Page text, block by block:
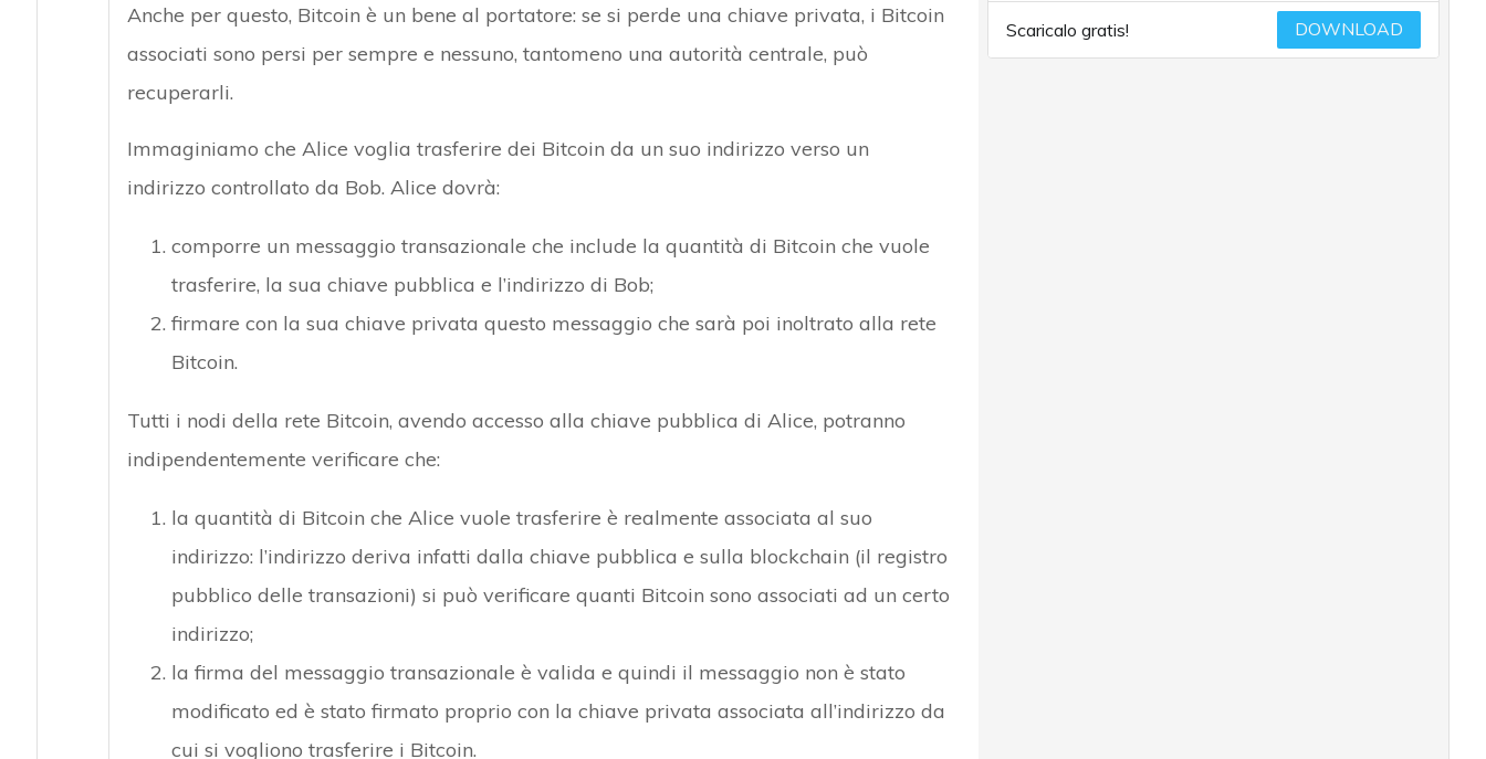
Anche per questo, Bitcoin è un bene al portatore: se si perde una chiave privata, i Bitcoin
associati sono persi per sempre e nessuno, tantomeno una autorità centrale, può
recuperarli.
Immaginiamo che Alice voglia trasferire dei Bitcoin da un suo indirizzo verso un
indirizzo controllato da Bob. Alice dovrà:
comporre un messaggio transazionale che include la quantità di Bitcoin che vuole
trasferire, la sua chiave pubblica e l’indirizzo di Bob;
firmare con la sua chiave privata questo messaggio che sarà poi inoltrato alla rete
Bitcoin.
Tutti i nodi della rete Bitcoin, avendo accesso alla chiave pubblica di Alice, potranno
indipendentemente verificare che:
la quantità di Bitcoin che Alice vuole trasferire è realmente associata al suo
indirizzo: l’indirizzo deriva infatti dalla chiave pubblica e sulla blockchain (il registro
pubblico delle transazioni) si può verificare quanti Bitcoin sono associati ad un certo
indirizzo;
la firma del messaggio transazionale è valida e quindi il messaggio non è stato
modificato ed è stato firmato proprio con la chiave privata associata all’indirizzo da
cui si vogliono trasferire i Bitcoin.
Scaricalo gratis! DOWNLOAD